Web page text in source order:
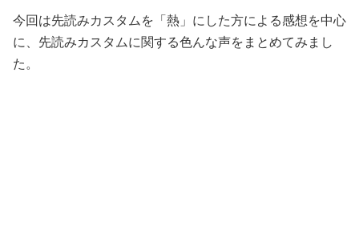
今回は先読みカスタムを「熱」にした方による感想を中心
に、先読みカスタムに関する色んな声をまとめてみまし
た。